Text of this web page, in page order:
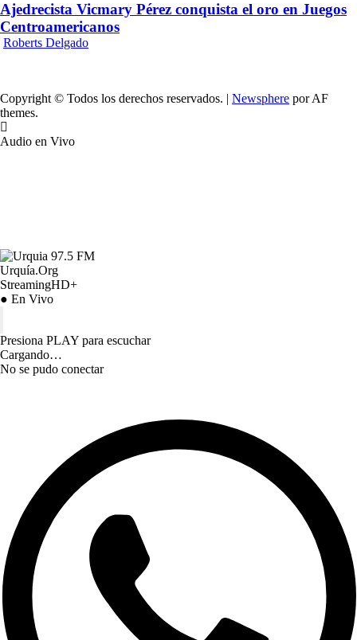
Ajedrecista Vicmary Pérez conquista el oro en Juegos
Centroamericanos
Roberts Delgado
Copyright © Todos los derechos reservados. | Newsphere por AF
themes.
Audio en Vivo
Urquía.Org
StreamingHD+
● En Vivo
Presiona PLAY para escuchar
Cargando…
No se pudo conectar